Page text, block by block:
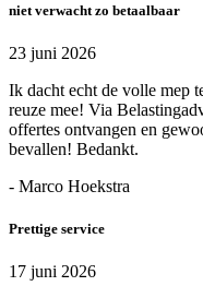
niet verwacht zo betaalbaar
23 juni 2026
Ik dacht echt de volle mep
reuze mee! Via
offertes ontvangen en
bevallen! Bedankt.
- Marco Hoekstra
Prettige service
17 juni 2026